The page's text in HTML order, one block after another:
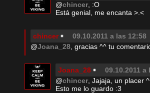
@chincer , :O
Está genial, me encanta >.<
chincer 09.10.2011 a las 12:58
@Joana_28 , gracias ^^ tu
Joana_28 09.10.2011 a
@chincer , Jajaja, un placer
Esto me lo guardo :3